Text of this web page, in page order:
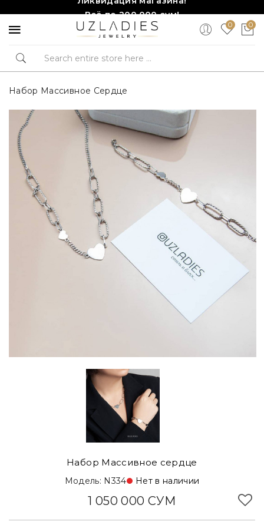
Всё по 200,000 сум!
Торопитесь, количество ограничено!❤️!0 0
Набор Массивное Сердце
Набор Массивное сердце
Модель: N334 Нет в наличии
1 050 000 СУМ